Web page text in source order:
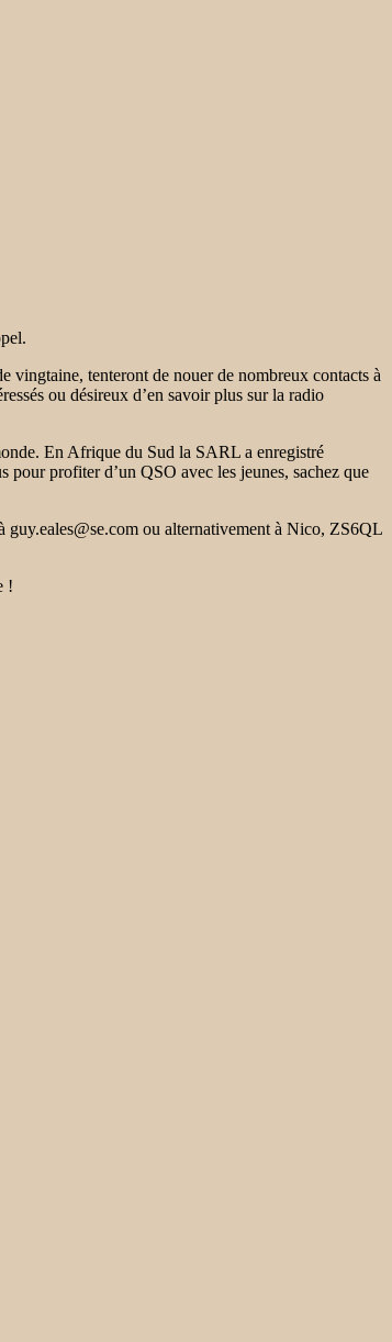
vingtaine, tenteront de nouer de nombreux contacts à
ou désireux d’en savoir plus sur la radio
En Afrique du Sud la SARL a enregistré
pour profiter d’un QSO avec les jeunes, sachez que
ou alternativement à Nico, ZS6QL
!